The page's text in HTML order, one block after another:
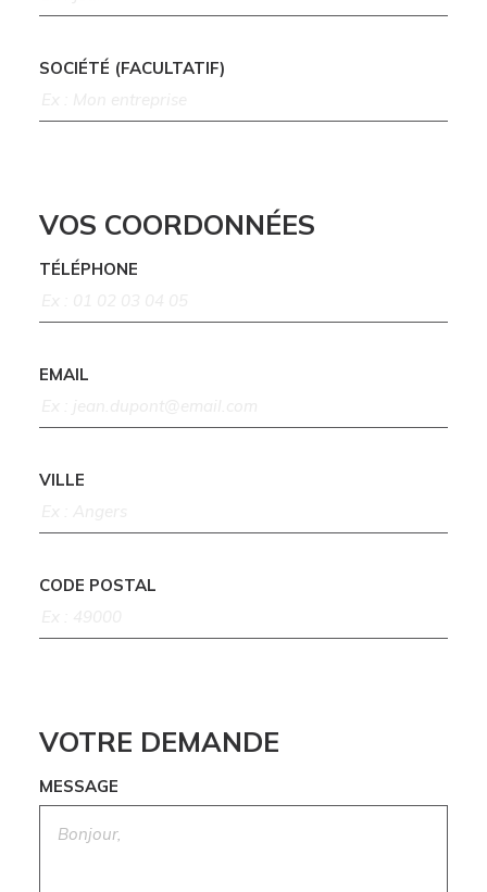
SOCIÉTÉ (FACULTATIF)
VOS COORDONNÉES
TÉLÉPHONE
EMAIL
VILLE
CODE POSTAL
VOTRE DEMANDE
MESSAGE